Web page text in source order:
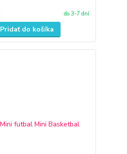
do 3-7 dní
Pridať do košíka